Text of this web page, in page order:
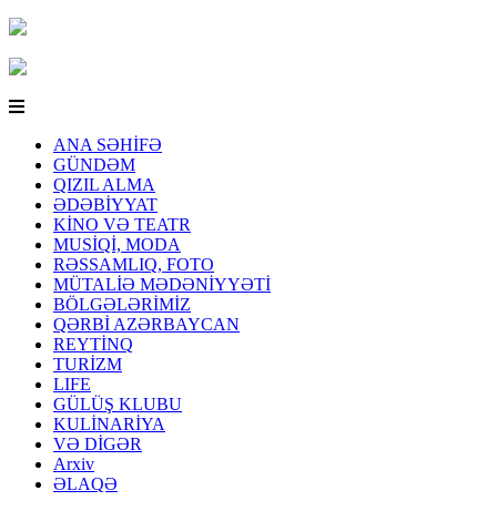
ANA SƏHİFƏ
GÜNDƏM
QIZIL ALMA
ƏDƏBİYYAT
KİNO VƏ TEATR
MUSİQİ, MODA
RƏSSAMLIQ, FOTO
MÜTALİƏ MƏDƏNİYYƏTİ
BÖLGƏLƏRİMİZ
QƏRBİ AZƏRBAYCAN
REYTİNQ
TURİZM
LIFE
GÜLÜŞ KLUBU
KULİNARİYA
VƏ DİGƏR
Arxiv
ƏLAQƏ